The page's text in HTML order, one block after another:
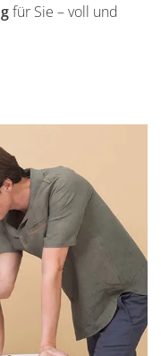
für Sie – voll und